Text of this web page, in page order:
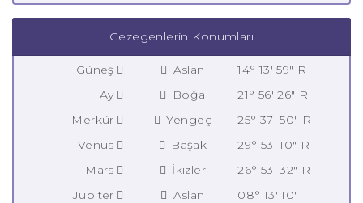
Gezegenlerin Konumları
Güneş Aslan
14° 13' 59" R
Ay
Boğa
21° 56' 26" R
Merkür
Yengeç
25° 37' 50" R
Venüs
Başak
29° 53' 10" R
Mars
İkizler
26° 53' 32" R
Jüpiter
Aslan
08° 13' 10"